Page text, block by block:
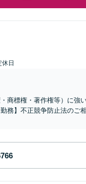
日
商標権・著作権等）に強
務】不正競争防止法のご